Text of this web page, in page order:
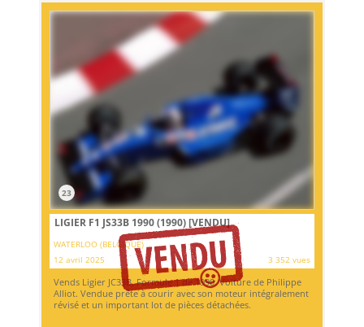
23
LIGIER F1 JS33B 1990 (1990)[VENDU]
WATERLOO (BELGIQUE)
12 avril 2025
3 352 vues
Vends Ligier JC33B, Formule 1 de 1990. Voiture de Philippe
Alliot. Vendue prête à courir avec son moteur intégralement
révisé et un important lot de pièces détachées.